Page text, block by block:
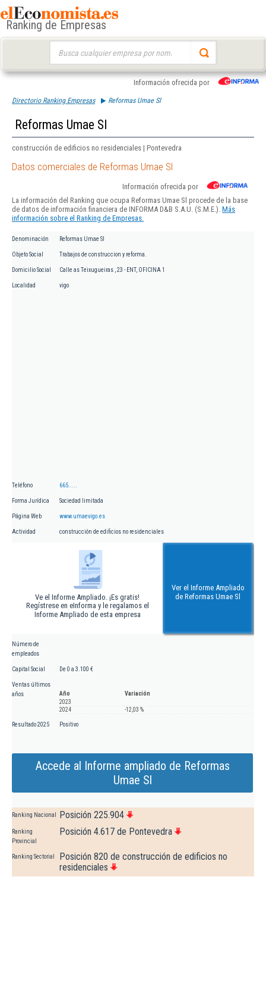
Ranking de Empresas
Información ofrecida por
Directorio Ranking Empresas Reformas Umae Sl
Reformas Umae Sl
construcción de edificios no residenciales | Pontevedra
Datos comerciales de Reformas Umae Sl
Información ofrecida por
La información del Ranking que ocupa Reformas Umae Sl procede de la base
de datos de información financiera de INFORMA D&B S.A.U. (S.M.E.). Más
información sobre el Ranking de Empresas.
Denominación Reformas Umae Sl
Objeto Social Trabajos de construccion y reforma.
Domicilio Social Calle as Teixugueiras , 23 - ENT, OFICINA 1
Localidad vigo
Teléfono 665.....
Forma Jurídica Sociedad limitada
Página Web www.umaevigo.es
Actividad construcción de edificios no residenciales
Ve el Informe Ampliado. ¡Es gratis!
Regístrese en eInforma y le regalamos el
Informe Ampliado de esta empresa
Ver el Informe Ampliado
de Reformas Umae Sl
Número de
empleados
Capital Social De 0 a 3.100 €
Ventas últimos
años
Año
Variación
2023
2024
-12,03 %
Resultado 2025 Positivo
Accede al Informe ampliado de Reformas
Umae Sl
Ranking Nacional Posición 225.904
Ranking
Provincial
Posición 4.617 de Pontevedra
Ranking Sectorial
Posición 820 de construcción de edificios no
residenciales